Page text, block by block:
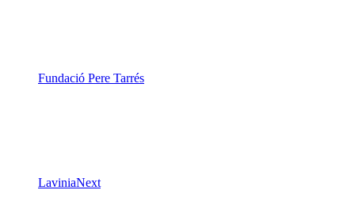
Fundació Pere Tarrés
LaviniaNext